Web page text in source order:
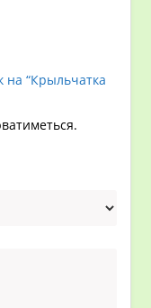
на “Крыльчатка